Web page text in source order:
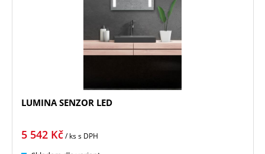
LUMINA SENZOR LED
5 542 Kč/ kss DPH